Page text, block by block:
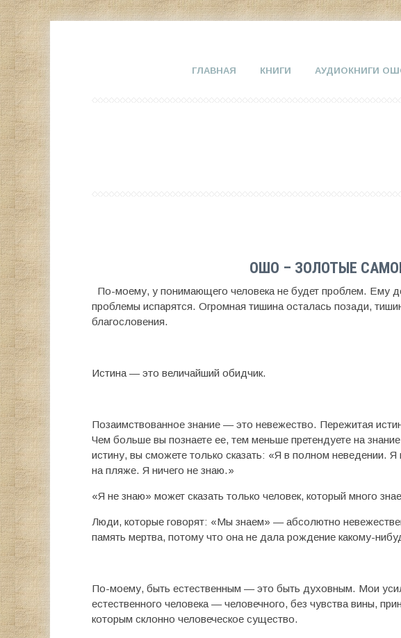
ГЛАВНАЯ КНИГИ АУДИОКНИГИ
ОШО – ЗОЛОТЫЕ
По-моему, у понимающего человека не будет проблем. Ему
проблемы испарятся. Огромная тишина осталась позади,
благословения.
Истина — это величайший обидчик.
Позаимствованное знание — это невежество. Пережитая
Чем больше вы познаете ее, тем меньше претендуете на
истину, вы сможете только сказать: «Я в полном неведении.
на пляже. Я ничего не знаю.»
«Я не знаю» может сказать только человек, который много
Люди, которые говорят: «Мы знаем» — абсолютно
память мертва, потому что она не дала рождение какому-
По-моему, быть естественным — это быть духовным. Мои
естественного человека — человечного, без чувства вины,
которым склонно человеческое существо.